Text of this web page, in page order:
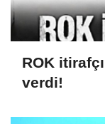
ROK
verdi!